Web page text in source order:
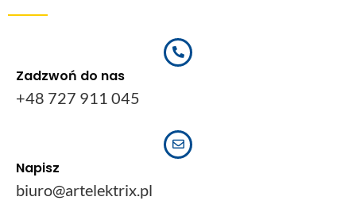
Zadzwoń do nas
+48 727 911 045
Napisz
biuro@artelektrix.pl